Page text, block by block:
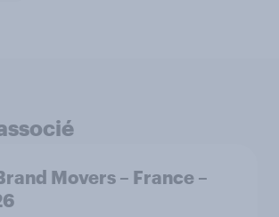
Movers – France –